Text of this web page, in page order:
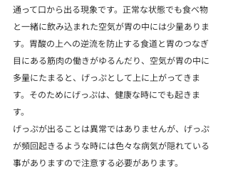
通って口から出る現象です。正常な状態でも食べ物
と一緒に飲み込まれた空気が胃の中には少量ありま
す。胃酸の上への逆流を防止する食道と胃のつなぎ
目にある筋肉の働きがゆるんだり、空気が胃の中に
多量にたまると、げっぷとして上に上がってきま
す。そのためにげっぷは、健康な時にでも起きま
す。
げっぷが出ることは異常ではありませんが、げっぷ
が頻回起きるような時には色々な病気が隠れている
事がありますので注意する必要があります。